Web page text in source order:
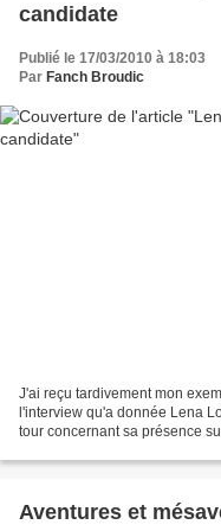
candidate
Publié le 17/03/2010 à 18:03
Par Fanch Broudic
J'ai reçu tardivement mon
l'interview qu'a donnée Lena
tour concernant sa présence
Aventures et